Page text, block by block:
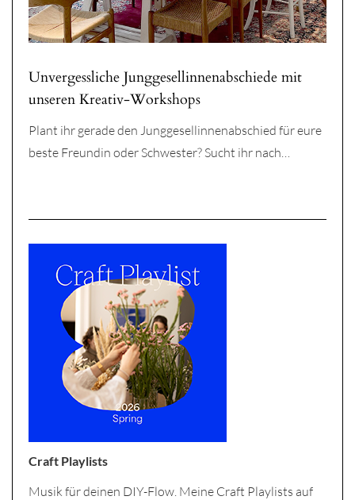
Unvergessliche Junggesellinnenabschiede mit
unseren Kreativ-Workshops
Plant ihr gerade den Junggesellinnenabschied für eure
beste Freundin oder Schwester? Sucht ihr nach…
Craft Playlists
Musik für deinen DIY-Flow. Meine Craft Playlists auf